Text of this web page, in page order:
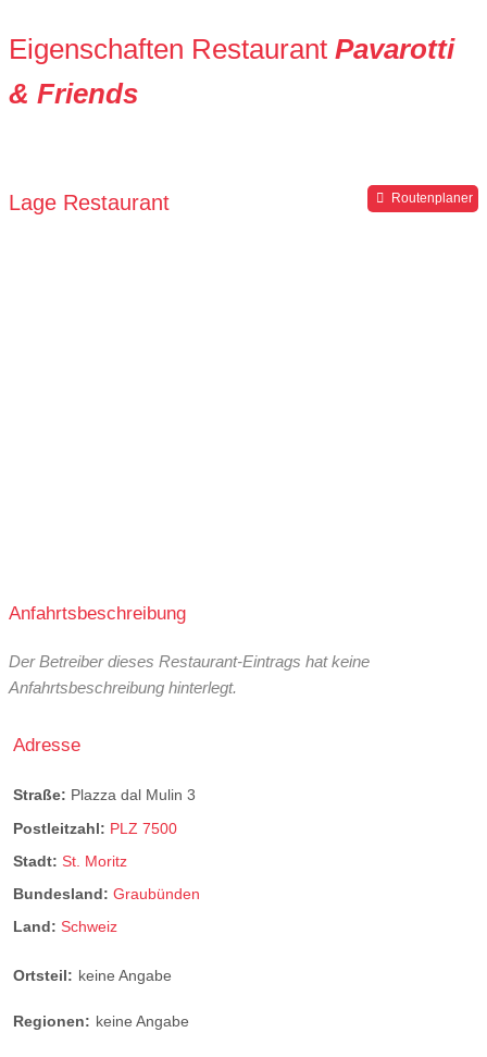
Eigenschaften Restaurant Pavarotti
& Friends
Lage Restaurant Routenplaner
Anfahrtsbeschreibung
Der Betreiber dieses Restaurant-Eintrags hat keine
Anfahrtsbeschreibung hinterlegt.
Adresse
Straße: Plazza dal Mulin 3
Postleitzahl: PLZ 7500
Stadt: St. Moritz
Bundesland: Graubünden
Land: Schweiz
Ortsteil: keine Angabe
Regionen: keine Angabe